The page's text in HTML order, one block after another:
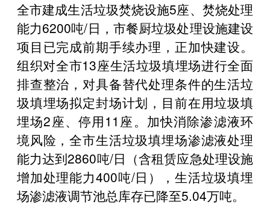
全市建成生活垃圾焚烧设施5座、焚烧处理
能力6200吨/日，市餐厨垃圾处理设施建设
项目已完成前期手续办理，正加快建设。
组织对全市13座生活垃圾填埋场进行全面
排查整治，对具备替代处理条件的生活垃
圾填埋场拟定封场计划，目前在用垃圾填
埋场2座、停用11座。加快消除渗滤液环
境风险，全市生活垃圾填埋场渗滤液处理
能力达到2860吨/日（含租赁应急处理设施
增加处理能力400吨/日），生活垃圾填埋
场渗滤液调节池总库存已降至5.04万吨。